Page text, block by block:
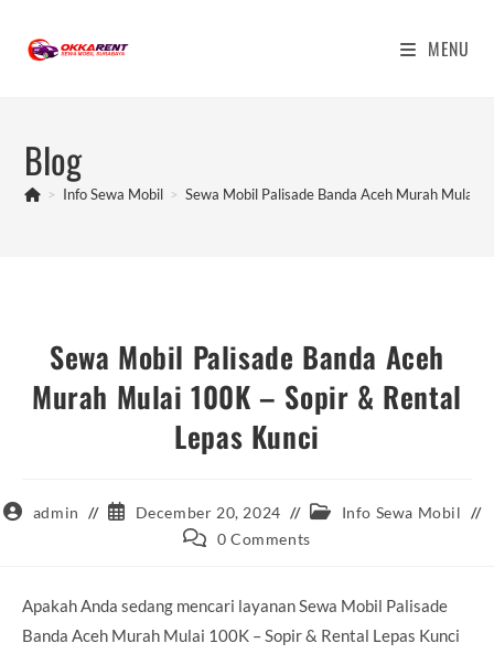
content
MENU
Blog
> Info Sewa Mobil > Sewa Mobil Palisade Banda Aceh Murah Mulai
Sewa Mobil Palisade Banda Aceh
Murah Mulai 100K – Sopir & Rental
Lepas Kunci
Postadmin
Post
published:
December 20, 2024
Post Info Sewa Mobil
Post 0 Comments
Apakah Anda sedang mencari layanan Sewa Mobil Palisade
Banda Aceh Murah Mulai 100K – Sopir & Rental Lepas Kunci